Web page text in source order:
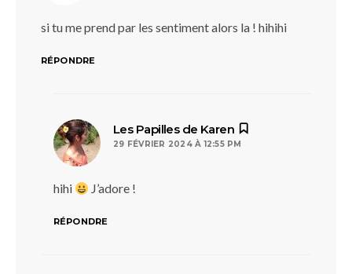
si tu me prend par les sentiment alors la ! hihihi
RÉPONDRE
Les Papilles de Karen
29 FÉVRIER 2024 À 12:55 PM
hihi J’adore !
RÉPONDRE